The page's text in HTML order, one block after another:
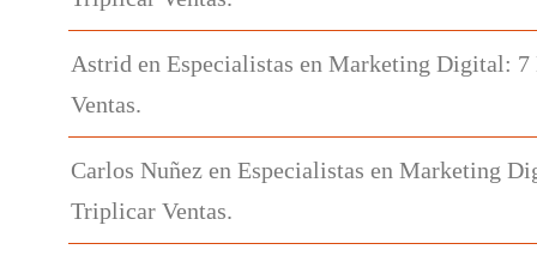
Astrid enEspecialistas en Marketing Digital:
Ventas.
Carlos Nuñez enEspecialistas en Marketing
Triplicar Ventas.